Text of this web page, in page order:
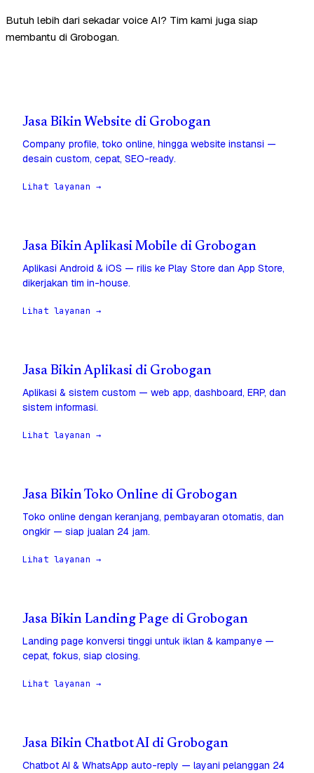
Butuh lebih dari sekadar voice AI? Tim kami juga siap
membantu di Grobogan.
Jasa Bikin Website di Grobogan
Company profile, toko online, hingga website instansi —
desain custom, cepat, SEO-ready.
Lihat layanan →
Jasa Bikin Aplikasi Mobile di Grobogan
Aplikasi Android & iOS — rilis ke Play Store dan App Store,
dikerjakan tim in-house.
Lihat layanan →
Jasa Bikin Aplikasi di Grobogan
Aplikasi & sistem custom — web app, dashboard, ERP, dan
sistem informasi.
Lihat layanan →
Jasa Bikin Toko Online di Grobogan
Toko online dengan keranjang, pembayaran otomatis, dan
ongkir — siap jualan 24 jam.
Lihat layanan →
Jasa Bikin Landing Page di Grobogan
Landing page konversi tinggi untuk iklan & kampanye —
cepat, fokus, siap closing.
Lihat layanan →
Jasa Bikin Chatbot AI di Grobogan
Chatbot AI & WhatsApp auto-reply — layani pelanggan 24